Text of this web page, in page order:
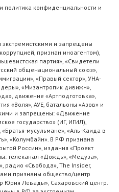
политика конфиденциальности и
экстремистскими и запрещены
признан иноагентом),
партия», «Свидетели
общенациональный союз»,
«Правый сектор», УНА-
«Мизантропик дивижн»,
движение «Артподготовка»,
«Воля», АУЕ, батальоны «Азов» и
и запрещены: «Движение
государство» (ИГ, ИГИЛ),
мусульмане», «Аль-Каида в
«Колумбайн». В РФ признана
России», издания «Проект
телеканал «Дождь», «Медуза»,
радио «Свобода», The Insider,
признаны общество/центр
Юрия Левады», Сахаровский центр.